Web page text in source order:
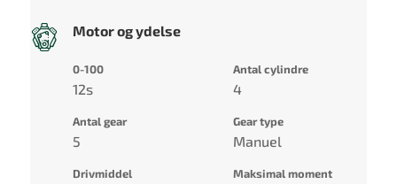
Motor og ydelse
0-100
12s
Antal cylindre
4
Antal gear
5
Gear type
Manuel
Drivmiddel Maksimal moment